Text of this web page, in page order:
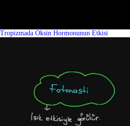
Tropizmada Oksin Hormonunun Etkisi